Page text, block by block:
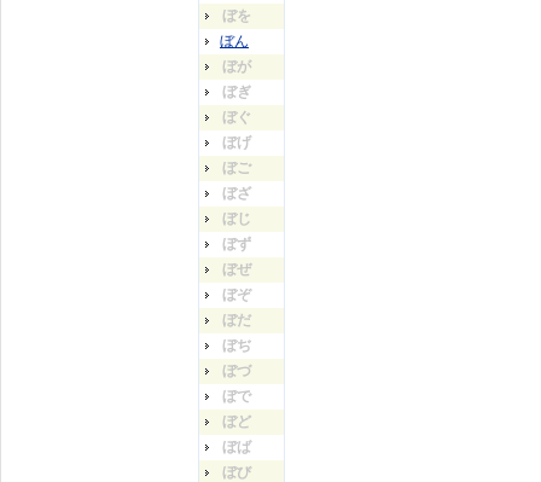
ぼを
ぼん
ぼが
ぼぎ
ぼぐ
ぼげ
ぼご
ぼざ
ぼじ
ぼず
ぼぜ
ぼぞ
ぼだ
ぼぢ
ぼづ
ぼで
ぼど
ぼば
ぼび